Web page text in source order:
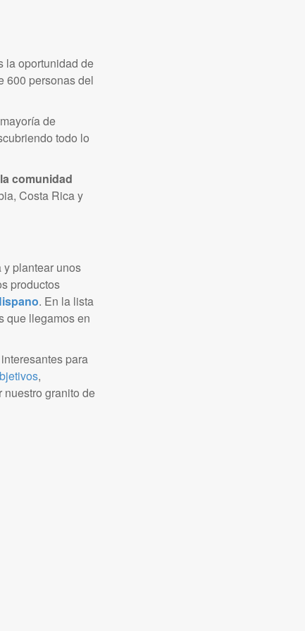
la oportunidad de
600 personas del
de
todo lo
comunidad
Costa Rica y
plantear unos
productos
. En la lista
que llegamos en
para
,
nuestro granito de